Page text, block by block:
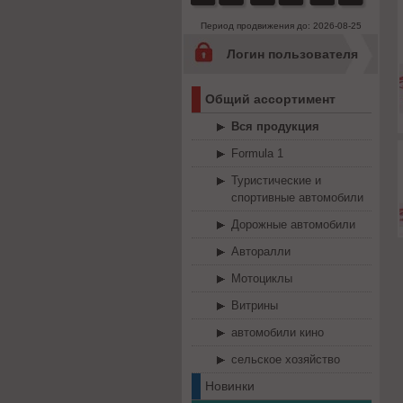
Период продвижения до: 2026-08-25
Логин пользователя
Общий ассортимент
Вся продукция
Formula 1
Туристические и
спортивные автомобили
Дорожные автомобили
Авторалли
Мотоциклы
Витрины
автомобили кино
сельское хозяйство
Новинки